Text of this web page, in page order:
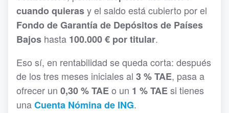
cuando quierasy el saldo está cubierto por el
Fondo de Garantía de Depósitos de Países
Bajos hasta 100.000 € por titular.
Eso sí, en rentabilidad se queda corta: después
de los tres meses iniciales al 3 % TAE, pasa a
ofrecer un 0,30 % TAEo un 1 % TAEsi tienes
unaCuenta Nómina de ING.